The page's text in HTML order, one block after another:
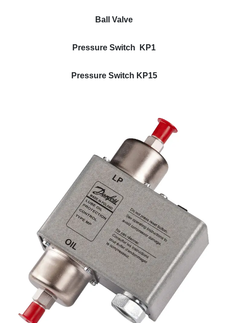
Ball Valve
Pressure Switch KP1
Pressure Switch KP15